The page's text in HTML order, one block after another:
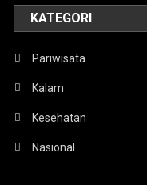
KATEGORI
Pariwisata
Kalam
Kesehatan
Nasional